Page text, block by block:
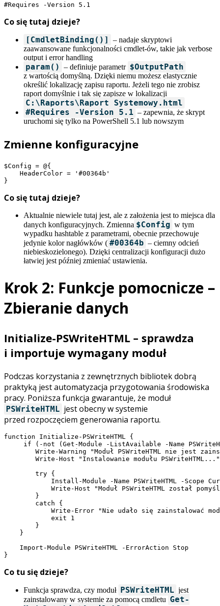
#Requires -Version 5.1
Co się tutaj dzieje?
[CmdletBinding()]
– nadaje skryptowi
zaawansowane funkcjonalności cmdlet-ów, takie jak verbose
output i error handling
param() – definiuje parametr $OutputPath
z wartością domyślną. Dzięki niemu możesz elastycznie
określić lokalizację zapisu raportu. Jeżeli tego nie zrobisz
raport domyślnie i tak się zapisze w lokalizacji
C:\Raports\Raport_Systemowy.html
#Requires -Version 5.1 – zapewnia, że skrypt
uruchomi się tylko na PowerShell 5.1 lub nowszym
Zmienne konfiguracyjne
$Config = @{
    HeaderColor = '#00364b'
}
Co się tutaj dzieje?
Aktualnie niewiele tutaj jest, ale z założenia jest to miejsca dla
danych konfiguracyjnych. Zmienna $Config w tym
wypadku hashtable z parametrami, obecnie przechowuje
jedynie kolor nagłówków ( #00364b – ciemny odcień
niebieskozielonego). Dzięki centralizacji konfiguracji dużo
łatwiej jest później zmieniać ustawienia.
Krok 2: Funkcje pomocnicze –
Zbieranie danych
Initialize-PSWriteHTML – sprawdza
i importuje wymagany moduł
Podczas korzystania z zewnętrznych bibliotek dobrą
praktyką jest automatyzacja przygotowania środowiska
pracy. Poniższa funkcja gwarantuje, że moduł
PSWriteHTML jest obecny w systemie
przed rozpoczęciem generowania raportu.
function Initialize-PSWriteHTML {
if (-not (Get-Module -ListAvailable -Name
Write-Warning "Moduł PSWriteHTML nie jest
Write-Host "Instalowanie modułu
        try {
Install-Module -Name PSWriteHTML -Scope
Write-Host "Moduł PSWriteHTML został
        }
        catch {
Write-Error "Nie udało się zainstalować
            exit 1
        }
    }
    Import-Module PSWriteHTML -ErrorAction Stop
}
Co tu się dzieje?
Funkcja sprawdza, czy moduł PSWriteHTML jest
zainstalowany w systemie za pomocą cmdletu Get-